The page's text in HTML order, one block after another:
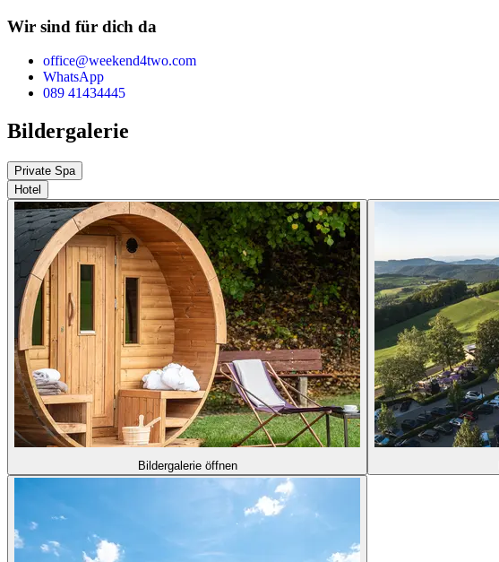
Wir sind für dich da
office@weekend4two.com
WhatsApp
089 41434445
Bildergalerie
Private Spa
Hotel
Bildergalerie öffnen